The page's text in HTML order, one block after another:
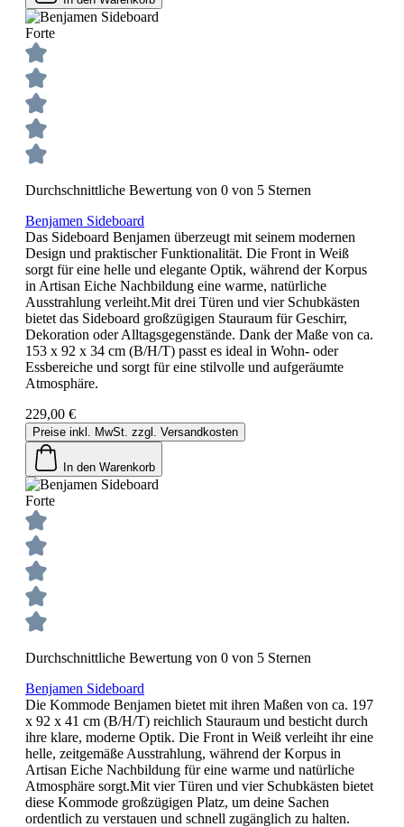
Forte
Durchschnittliche Bewertung von 0 von 5 Sternen
Benjamen Sideboard
Das Sideboard Benjamen überzeugt mit seinem modernen
Design und praktischer Funktionalität. Die Front in Weiß
sorgt für eine helle und elegante Optik, während der Korpus
in Artisan Eiche Nachbildung eine warme, natürliche
Ausstrahlung verleiht.Mit drei Türen und vier Schubkästen
bietet das Sideboard großzügigen Stauraum für Geschirr,
Dekoration oder Alltagsgegenstände. Dank der Maße von ca.
153 x 92 x 34 cm (B/H/T) passt es ideal in Wohn- oder
Essbereiche und sorgt für eine stilvolle und aufgeräumte
Atmosphäre.
229,00 €
Preise inkl. MwSt. zzgl. Versandkosten
In den Warenkorb
Forte
Durchschnittliche Bewertung von 0 von 5 Sternen
Benjamen Sideboard
Die Kommode Benjamen bietet mit ihren Maßen von ca. 197
x 92 x 41 cm (B/H/T) reichlich Stauraum und besticht durch
ihre klare, moderne Optik. Die Front in Weiß verleiht ihr eine
helle, zeitgemäße Ausstrahlung, während der Korpus in
Artisan Eiche Nachbildung für eine warme und natürliche
Atmosphäre sorgt.Mit vier Türen und vier Schubkästen bietet
diese Kommode großzügigen Platz, um deine Sachen
ordentlich zu verstauen und schnell zugänglich zu halten.